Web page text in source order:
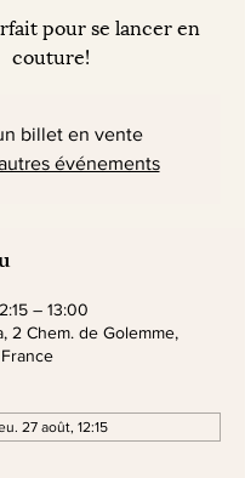
pour se lancer en
couture!
billet en vente
événements
– 13:00
2 Chem. de Golemme,
27 août, 12:15